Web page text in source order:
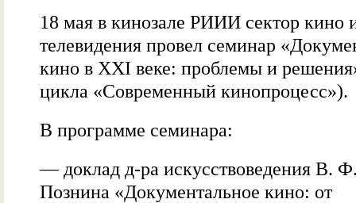
18 мая в кинозале РИИИ сектор кино
телевидения провел семинар
кино в XXI веке: проблемы и
цикла «Современный кинопроцесс»).
В программе семинара:
— доклад д-ра искусствоведения В.
Познина «Документальное кино: от